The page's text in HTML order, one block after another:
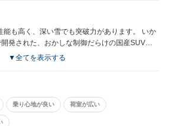
も高く、深い雪でも突破力があります。 いか
発された、おかしな制御だらけの国産SUVな
国のメーカーだと思いました。 ボルボらしさ
▼全てを表示する
乗り心地が良い 荷室が広い